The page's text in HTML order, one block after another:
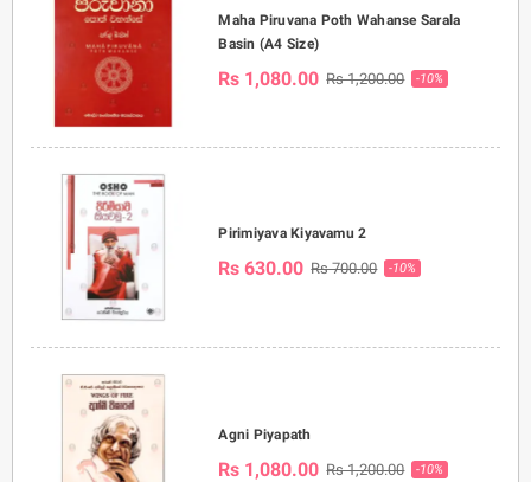
Maha Piruvana Poth Wahanse Sarala
Basin (A4 Size)
Rs 1,080.00 Rs 1,200.00 -10%
Pirimiyava Kiyavamu 2
Rs 630.00 Rs 700.00 -10%
Agni Piyapath
Rs 1,080.00 Rs 1,200.00 -10%